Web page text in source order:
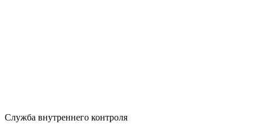
Служба внутреннего контроля